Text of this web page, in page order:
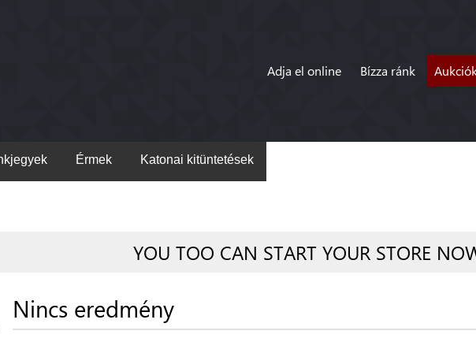
Adja el online Bízza ránk
Érmek Katonai kitüntetések
YOU TOO CAN START YOUR STORE
Nincs eredmény